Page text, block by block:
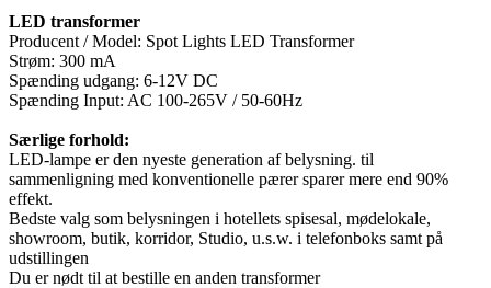
LED transformer
Producent / Model: Spot Lights LED Transformer
Strøm: 300 mA
Spænding udgang: 6-12V DC
Spænding Input: AC 100-265V / 50-60Hz
Særlige forhold:
LED-lampe er den nyeste generation af belysning. til
sammenligning med konventionelle pærer sparer mere end 90%
effekt.
Bedste valg som belysningen i hotellets spisesal, mødelokale,
showroom, butik, korridor, Studio, u.s.w. i telefonboks samt på
udstillingen
Du er nødt til at bestille en anden transformer